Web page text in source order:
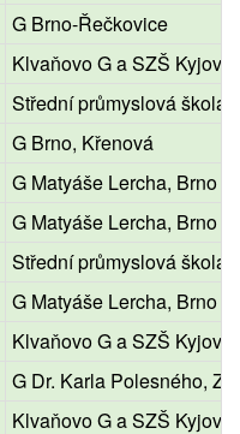
G Brno-Řečkovice
Klvaňovo G a SZŠ Kyjov
Střední průmyslová škola
G Brno, Křenová
G Matyáše Lercha, Brno
G Matyáše Lercha, Brno
Střední průmyslová škola
G Matyáše Lercha, Brno
Klvaňovo G a SZŠ Kyjov
G Dr. Karla Polesného,
Klvaňovo G a SZŠ Kyjov